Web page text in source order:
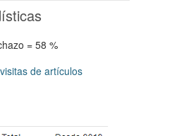
= 58 %
de artículos